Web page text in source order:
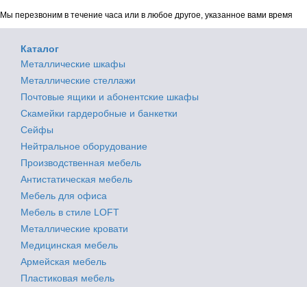
Мы перезвоним в течение часа или в любое другое, указанное вами время
Каталог
Металлические шкафы
Металлические стеллажи
Почтовые ящики и абонентские шкафы
Скамейки гардеробные и банкетки
Сейфы
Нейтральное оборудование
Производственная мебель
Антистатическая мебель
Мебель для офиса
Мебель в стиле LOFT
Металлические кровати
Медицинская мебель
Армейская мебель
Пластиковая мебель